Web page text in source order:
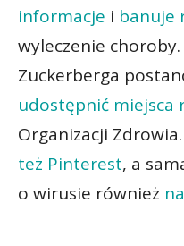
informacje i banuje
wyleczenie
Zuckerberga
udostępnić miejsca
Organizacji
też Pinterest, a
o wirusie również